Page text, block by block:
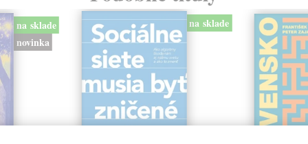
na sklade
novinka
na sklade